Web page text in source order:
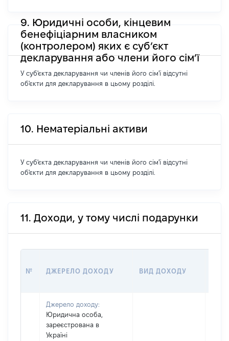
9. Юридичні особи, кінцевим
бенефіціарним власником
(контролером) яких є суб’єкт
декларування або члени його сім’ї
У суб'єкта декларування чи членів його сім'ї відсутні
об'єкти для декларування в цьому розділі.
10. Нематеріальні активи
У суб'єкта декларування чи членів його сім'ї відсутні
об'єкти для декларування в цьому розділі.
11. Доходи, у тому числі подарунки
№ ДЖЕРЕЛО ДОХОДУ ВИД ДОХОДУ
Джерело доходу:
Юридична особа,
зареєстрована в
Україні